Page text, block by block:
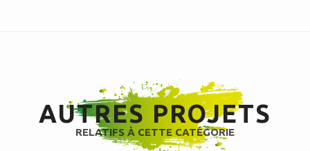
AUTRES PROJETS
RELATIFS À CETTE CATÉGORIE